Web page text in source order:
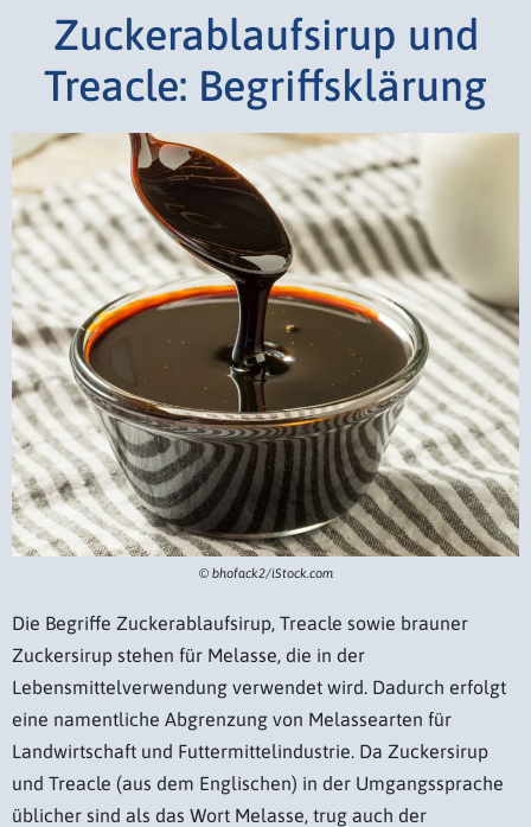
Zuckerablaufsirup und
Treacle: Begriffsklärung
© bhofack2/iStock.com
Die Begriffe Zuckerablaufsirup, Treacle sowie brauner
Zuckersirup stehen für Melasse, die in der
Lebensmittelverwendung verwendet wird. Dadurch erfolgt
eine namentliche Abgrenzung von Melassearten für
Landwirtschaft und Futtermittelindustrie. Da Zuckersirup
und Treacle (aus dem Englischen) in der Umgangssprache
üblicher sind als das Wort Melasse, trug auch der